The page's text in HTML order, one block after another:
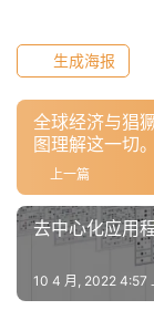
推
生成海报
全球经济与猖
图理解这一切。
上一篇
去中心化应用
10 4 月, 2022 4:57